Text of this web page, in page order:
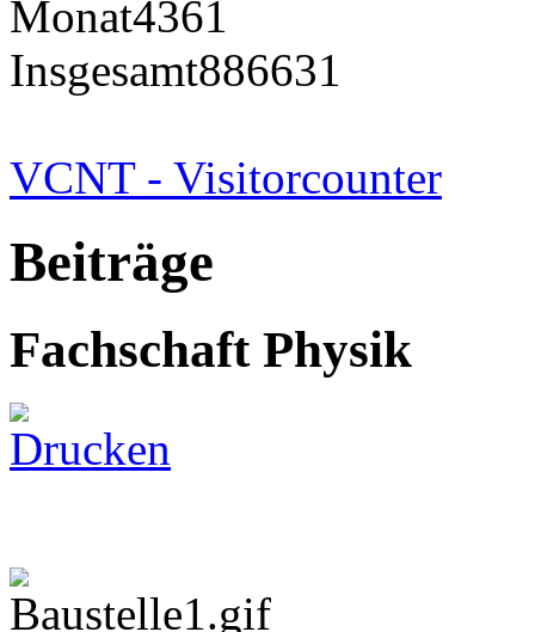
Monat4361
Insgesamt886631
VCNT - Visitorcounter
Beiträge
Fachschaft Physik